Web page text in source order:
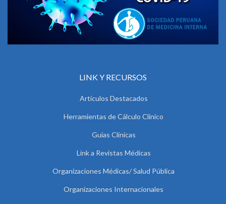
LINK Y RECURSOS
Artículos Destacados
Herramientas de Cálculo Clínico
Guías Clínicas
Link a Revistas Médicas
Organizaciones Médicas/ Salud Pública
Organizaciones Internacionales